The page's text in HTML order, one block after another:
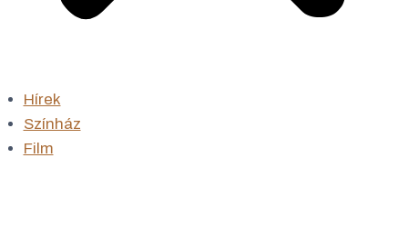
Hírek
Színház
Film